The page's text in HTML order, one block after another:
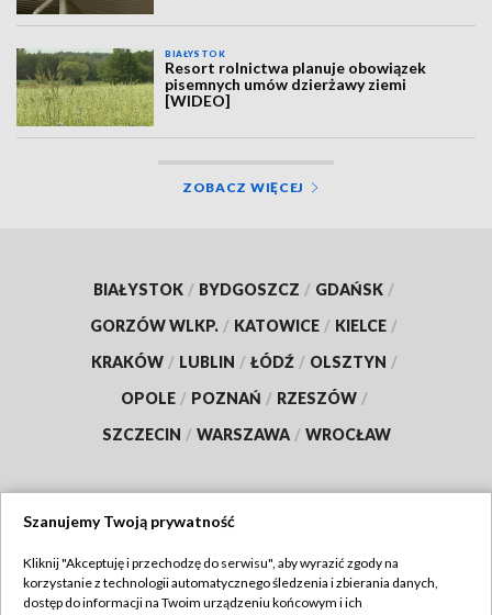
BIAŁYSTOK
Resort rolnictwa planuje obowiązek
pisemnych umów dzierżawy ziemi
[WIDEO]
ZOBACZ WIĘCEJ
BIAŁYSTOK / BYDGOSZCZ / GDAŃSK /
GORZÓW WLKP. / KATOWICE / KIELCE /
KRAKÓW / LUBLIN / ŁÓDŹ / OLSZTYN /
OPOLE / POZNAŃ / RZESZÓW /
SZCZECIN / WARSZAWA / WROCŁAW
TVP
Szanujemy Twoją prywatność
Kliknij "Akceptuję i przechodzę do serwisu", aby wyrazić zgody na
korzystanie z technologii automatycznego śledzenia i zbierania danych,
dostęp do informacji na Twoim urządzeniu końcowym i ich